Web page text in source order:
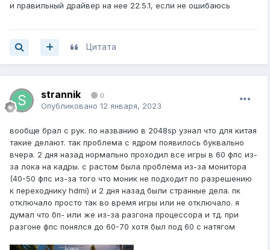
и правильный драйвер на нее 22.5.1, если не ошибаюсь
Цитата
strannik 0
Опубликовано 12 января, 2023
вообще брал с рук. по названию в 2048sp узнал что для китая
такие делают. так проблема с ядром появилось буквально
вчера. 2 дня назад нормально проходил все игры в 60 фпс из-
за лока на кадры. с растом была проблема из-за монитора
(40-50 фпс из-за того что моник не подходит по разрешению
к переходнику hdmi) и 2 дня назад были странные дела. пк
отключало просто так во время игры или не отключало. я
думал что бп- или же из-за разгона процессора и тд. при
разгоне фпс понялся до 60-70 хотя был под 60 с натягом